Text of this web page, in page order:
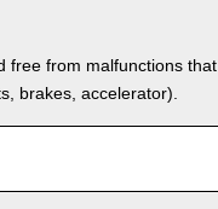
free from malfunctions that
brakes, accelerator).